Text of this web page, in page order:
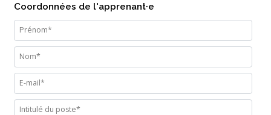
Coordonnées de l'apprenant·e